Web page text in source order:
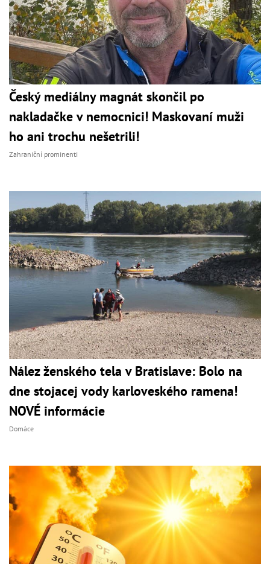
Český mediálny magnát skončil po
nakladačke v nemocnici! Maskovaní muži
ho ani trochu nešetrili!
Zahraniční prominenti
Nález ženského tela v Bratislave: Bolo na
dne stojacej vody karloveského ramena!
NOVÉ informácie
Domáce